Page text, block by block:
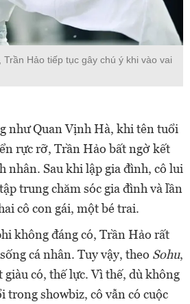
Hảo tiếp tục gây chú ý khi vào vai
như Quan Vịnh Hà, khi tên tuổi
rực rỡ, Trần Hảo bất ngờ kết
nhân. Sau khi lập gia đình, cô lui
trung chăm sóc gia đình và lần
cô con gái, một bé trai.
không đáng có, Trần Hảo rất
cá nhân. Tuy vậy, theo Sohu,
giàu có, thế lực. Vì thế, dù không
trong showbiz, cô vẫn có cuộc